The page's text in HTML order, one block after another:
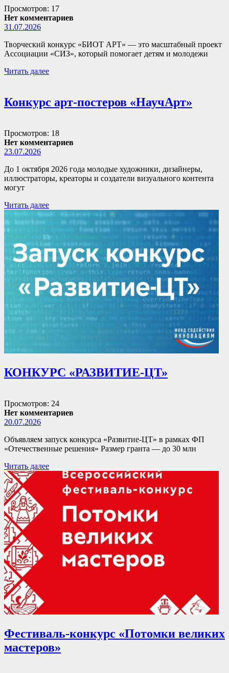
Просмотров: 17
Нет комментариев
31.07.2026
Творческий конкурс «БИОТ АРТ» — это масштабный проект
Ассоциации «СИЗ», который помогает детям и молодежи
Читать далее
Конкурс арт-постеров «НаучАрт»
Просмотров: 18
Нет комментариев
23.07.2026
До 1 октября 2026 года молодые художники, дизайнеры,
иллюстраторы, креаторы и создатели визуального контента
могут
Читать далее
КОНКУРС «РАЗВИТИЕ-ЦТ»
Просмотров: 24
Нет комментариев
20.07.2026
Объявляем запуск конкурса «Развитие-ЦТ» в рамках ФП
«Отечественные решения» Размер гранта — до 30 млн
Читать далее
Фестиваль-конкурс «Потомки великих
мастеров»